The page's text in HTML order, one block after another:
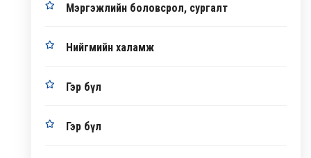
Мэргэжлийн боловсрол, сургалт
Нийгмийн халамж
Гэр бүл
Гэр бүл